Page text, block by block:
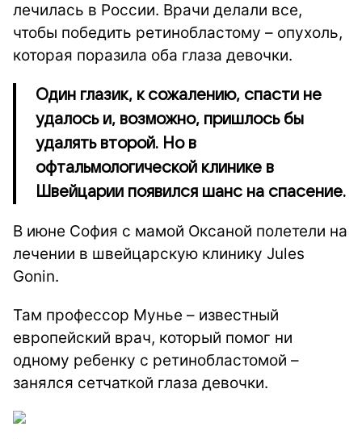
лечилась в России. Врачи делали все,
чтобы победить ретинобластому – опухоль,
которая поразила оба глаза девочки.
Один глазик, к сожалению, спасти не
удалось и, возможно, пришлось бы
удалять второй. Но в
офтальмологической клинике в
Швейцарии появился шанс на спасение.
В июне София с мамой Оксаной полетели на
лечении в швейцарскую клинику Jules
Gonin.
Там профессор Мунье – известный
европейский врач, который помог ни
одному ребенку с ретинобластомой –
занялся сетчаткой глаза девочки.